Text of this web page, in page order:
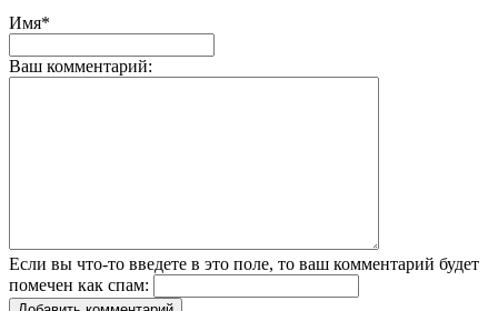
Имя*
Ваш комментарий:
Если вы что-то введете в это поле, то ваш комментарий будет
помечен как спам: